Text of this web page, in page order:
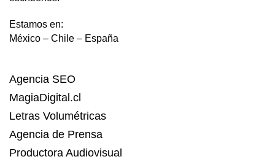
Estamos en:
México – Chile – España
Agencia SEO
MagiaDigital.cl
Letras Volumétricas
Agencia de Prensa
Productora Audiovisual